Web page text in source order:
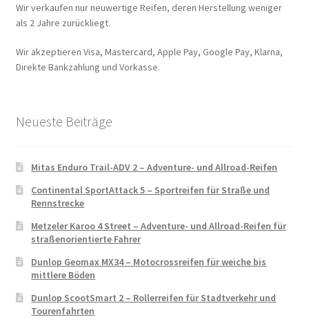
Wir verkaufen nur neuwertige Reifen, deren Herstellung weniger
als 2 Jahre zurückliegt.
Wir akzeptieren Visa, Mastercard, Apple Pay, Google Pay, Klarna,
Direkte Bankzahlung und Vorkasse.
Neueste Beiträge
Mitas Enduro Trail-ADV 2 – Adventure- und Allroad-Reifen
Continental SportAttack 5 – Sportreifen für Straße und
Rennstrecke
Metzeler Karoo 4 Street – Adventure- und Allroad-Reifen für
straßenorientierte Fahrer
Dunlop Geomax MX34 – Motocrossreifen für weiche bis
mittlere Böden
Dunlop ScootSmart 2 – Rollerreifen für Stadtverkehr und
Tourenfahrten